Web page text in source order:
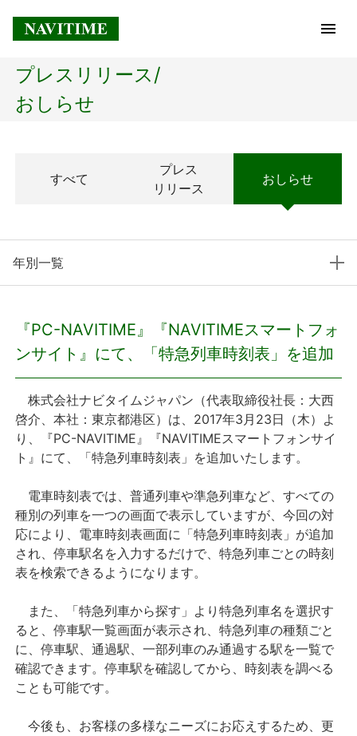
トップページ
経営理念
プレスリリース
プレスリリース
おしらせ
個人向けサービス
法人向けサービス
English
プレスリリース/
おしらせ
すべて
プレス
リリース
おしらせ
年別一覧
『PC-NAVITIME』『NAVITIMEスマートフォ
ンサイト』にて、「特急列車時刻表」を追加
株式会社ナビタイムジャパン（代表取締役社長：大西
啓介、本社：東京都港区）は、2017年3月23日（木）よ
り、『PC-NAVITIME』『NAVITIMEスマートフォンサイ
ト』にて、「特急列車時刻表」を追加いたします。
電車時刻表では、普通列車や準急列車など、すべての
種別の列車を一つの画面で表示していますが、今回の対
応により、電車時刻表画面に「特急列車時刻表」が追加
され、停車駅名を入力するだけで、特急列車ごとの時刻
表を検索できるようになります。
また、「特急列車から探す」より特急列車名を選択す
ると、停車駅一覧画面が表示され、特急列車の種類ごと
に、停車駅、通過駅、一部列車のみ通過する駅を一覧で
確認できます。停車駅を確認してから、時刻表を調べる
ことも可能です。
今後も、お客様の多様なニーズにお応えするため、更